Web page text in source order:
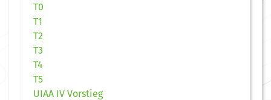
T0
T1
T2
T3
T4
T5
UIAA IV Vorstieg